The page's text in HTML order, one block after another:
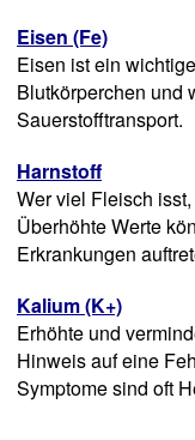
Eisen (Fe)
Eisen ist ein
Blutkörperchen und
Sauerstofftransport.
Harnstoff
Wer viel Fleisch
Überhöhte Werte
Erkrankungen
Kalium (K+)
Erhöhte und
Hinweis auf eine
Symptome sind oft